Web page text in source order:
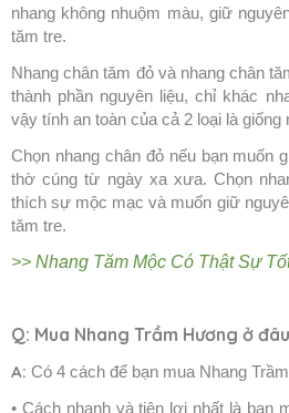
nhang không nhuộm màu, giữ
tăm tre.
Nhang chân tăm đỏ và nhang chân
thành phần nguyên liệu, chỉ khác
vậy tính an toàn của cả 2 loại là giống
Chọn nhang chân đỏ nếu bạn muốn
thờ cúng từ ngày xa xưa. Chọn
thích sự mộc mạc và muốn giữ
tăm tre.
>> Nhang Tăm Mộc Có Thật Sự
Q: Mua Nhang Trầm Hương ở
A: Có 4 cách để bạn mua Nhang
• Cách nhanh và tiện lợi nhất là bạn